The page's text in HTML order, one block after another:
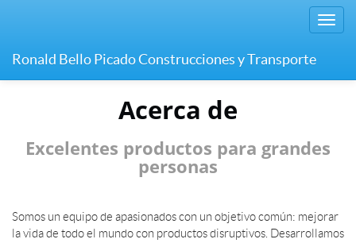
Menú
Ronald Bello Picado Construcciones y Transporte
Acerca de
Excelentes productos para grandes
personas
Somos un equipo de apasionados con un objetivo común: mejorar
la vida de todo el mundo con productos disruptivos. Desarrollamos